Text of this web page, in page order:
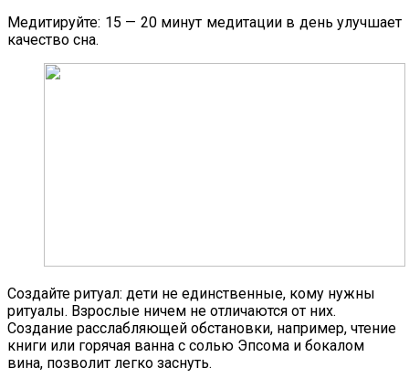
Медитируйте: 15 — 20 минут медитации в день улучшает
качество сна.
Создайте ритуал: дети не единственные, кому нужны
ритуалы. Взрослые ничем не отличаются от них.
Создание расслабляющей обстановки, например, чтение
книги или горячая ванна с солью Эпсома и бокалом
вина, позволит легко заснуть.